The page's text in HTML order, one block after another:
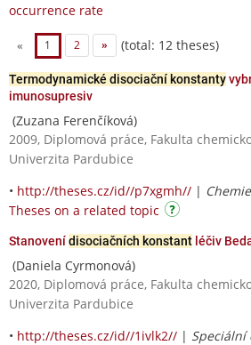
occurrence rate
« 1 2 » (total: 12 theses)
Termodynamické disociační konstanty
imunosupresiv
(Zuzana Ferenčíková)
2009, Diplomová práce, Fakulta
Univerzita Pardubice
• http://theses.cz/id//p7xgmh// |
Theses on a related topic
Stanovenídisociačních konstant léčiv
(Daniela Cyrmonová)
2020, Diplomová práce, Fakulta
Univerzita Pardubice
• http://theses.cz/id//1ivlk2// | Speciální